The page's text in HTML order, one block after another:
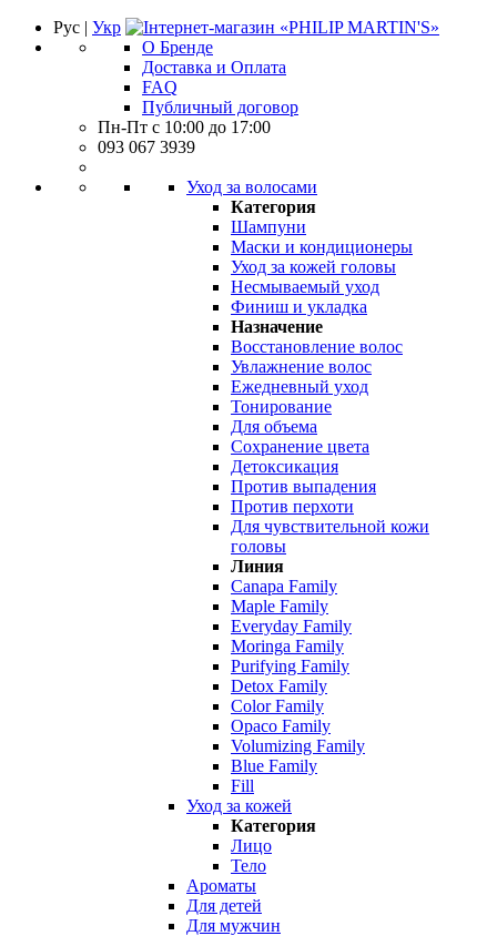
Рус | Укр
О Бренде
Доставка и Оплата
FAQ
Публичный договор
Пн-Пт с 10:00 до 17:00
093 067 3939
Уход за волосами
Категория
Шампуни
Маски и кондиционеры
Уход за кожей головы
Несмываемый уход
Финиш и укладка
Назначение
Восстановление волос
Увлажнение волос
Ежедневный уход
Тонирование
Для объема
Сохранение цвета
Детоксикация
Против выпадения
Против перхоти
Для чувствительной кожи
головы
Линия
Canapa Family
Maple Family
Everyday Family
Moringa Family
Purifying Family
Detox Family
Color Family
Opaco Family
Volumizing Family
Blue Family
Fill
Уход за кожей
Категория
Лицо
Тело
Ароматы
Для детей
Для мужчин